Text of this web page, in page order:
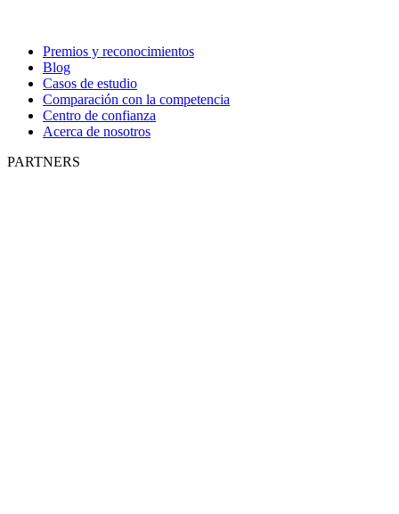
Premios y reconocimientos
Blog
Casos de estudio
Comparación con la competencia
Centro de confianza
Acerca de nosotros
PARTNERS